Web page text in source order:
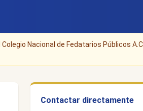
Nacional de Fedatarios Públicos A.C.
Contactar directamente